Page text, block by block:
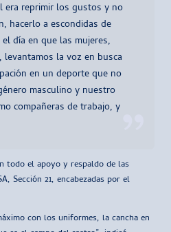
era reprimir los gustos y no
hacerlo a escondidas de
día en que las mujeres,
la voz en busca
en un deporte que no
masculino y nuestro
compañeras de trabajo, y
todo el apoyo y respaldo de las
Sección 21, encabezadas por el
con los uniformes, la cancha en